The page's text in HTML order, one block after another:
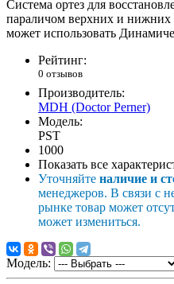
Система ортез для
параличом верхних и нижних
может использовать
Рейтинг:
0 отзывов
Производитель:
MDH (Doctor Perner)
Модель:
PST
1000
Показать все
Уточняйте наличие и
менеджеров. В связи с
рынке товар может
может измениться.
Модель: